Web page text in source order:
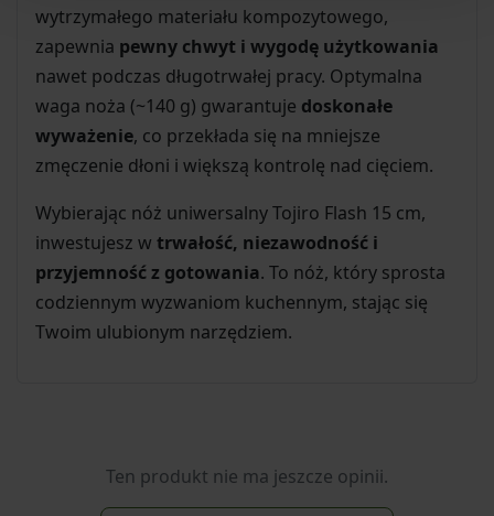
wytrzymałego materiału kompozytowego,
zapewnia pewny chwyt i wygodę użytkowania
nawet podczas długotrwałej pracy. Optymalna
waga noża (~140 g) gwarantuje doskonałe
wyważenie, co przekłada się na mniejsze
zmęczenie dłoni i większą kontrolę nad cięciem.
Wybierając nóż uniwersalny Tojiro Flash 15 cm,
inwestujesz w trwałość, niezawodność i
przyjemność z gotowania. To nóż, który sprosta
codziennym wyzwaniom kuchennym, stając się
Twoim ulubionym narzędziem.
Ten produkt nie ma jeszcze opinii.